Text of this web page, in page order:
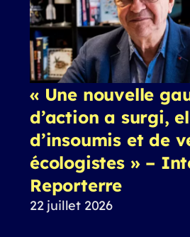
« Une nouvelle
d’action a surgi,
d’insoumis et de
écologistes » –
Reporterre
22 juillet 2026